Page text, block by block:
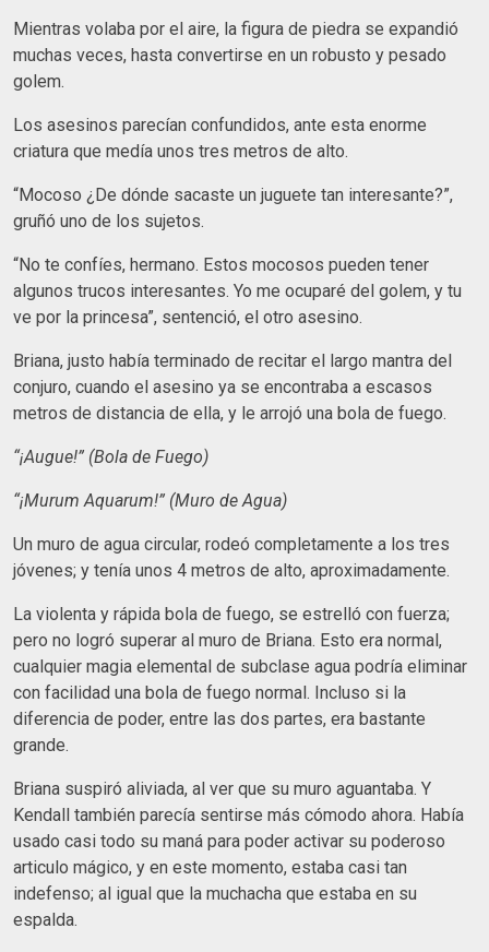
Mientras volaba por el aire, la figura de piedra se expandió
muchas veces, hasta convertirse en un robusto y pesado
golem.
Los asesinos parecían confundidos, ante esta enorme
criatura que medía unos tres metros de alto.
“Mocoso ¿De dónde sacaste un juguete tan interesante?”,
gruñó uno de los sujetos.
“No te confíes, hermano. Estos mocosos pueden tener
algunos trucos interesantes. Yo me ocuparé del golem, y tu
ve por la princesa”, sentenció, el otro asesino.
Briana, justo había terminado de recitar el largo mantra del
conjuro, cuando el asesino ya se encontraba a escasos
metros de distancia de ella, y le arrojó una bola de fuego.
“¡Augue!” (Bola de Fuego)
“¡Murum Aquarum!” (Muro de Agua)
Un muro de agua circular, rodeó completamente a los tres
jóvenes; y tenía unos 4 metros de alto, aproximadamente.
La violenta y rápida bola de fuego, se estrelló con fuerza;
pero no logró superar al muro de Briana. Esto era normal,
cualquier magia elemental de subclase agua podría eliminar
con facilidad una bola de fuego normal. Incluso si la
diferencia de poder, entre las dos partes, era bastante
grande.
Briana suspiró aliviada, al ver que su muro aguantaba. Y
Kendall también parecía sentirse más cómodo ahora. Había
usado casi todo su maná para poder activar su poderoso
articulo mágico, y en este momento, estaba casi tan
indefenso; al igual que la muchacha que estaba en su
espalda.